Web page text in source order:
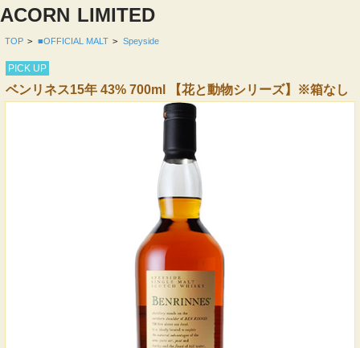
ACORN LIMITED
TOP > ■OFFICIAL MALT > Speyside
PICK UP
ベンリネス15年 43% 700ml 【花と動物シリーズ】※箱なし